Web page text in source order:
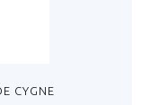
CYGNE